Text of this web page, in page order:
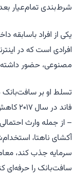
شرط‌بندی تمام‌عیار
یکی از افراد باسابقه
افرادی است که در
مصنوعی، حضور
تسلط او بر سافت‌بانک
فاند
– از جمله وارث
آکشای ناهتا،
سرمایه جذب کند،
سافت‌بانک را حرفه‌ای